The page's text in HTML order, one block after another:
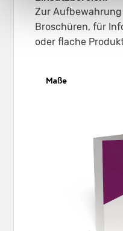
Zur
Broschüren, für
oder flache